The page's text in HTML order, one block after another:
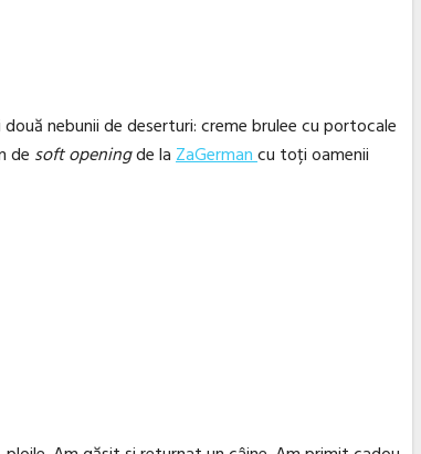
nebunii de deserturi: creme brulee cu portocale
de soft openingde laZaGermancu toți oamenii